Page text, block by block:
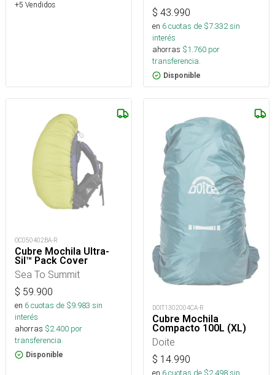
+5 Vendidos
$ 43.990
en 6cuotas de $7.332sin
interés
ahorras $1.760 por
transferencia.
Disponible
OC050402BA-R
Cubre Mochila Ultra-
Sil™ Pack Cover
Sea To Summit
$ 59.900
en 6cuotas de $9.983 sin
interés
ahorras $2.400 por
transferencia.
Disponible
DOIT1302004CA-R
Cubre Mochila
Compacto 100L (XL)
Doite
$ 14.990